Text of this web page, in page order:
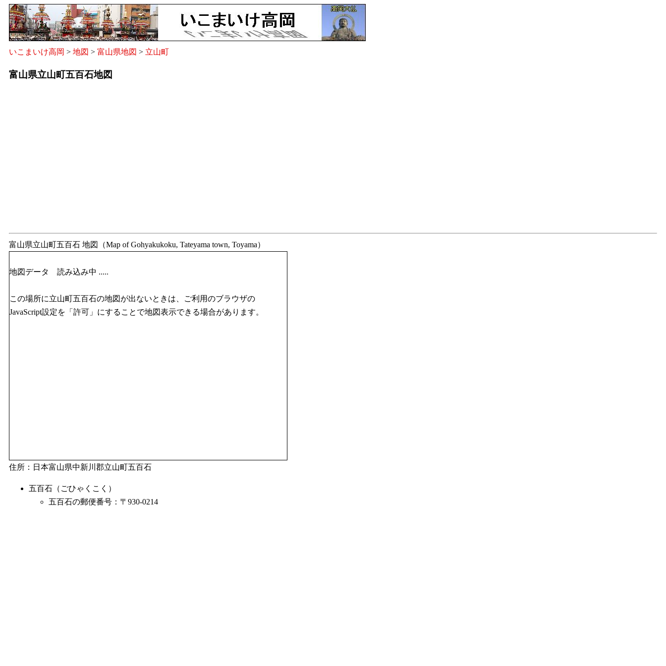
いこまいけ高岡 > 地図 > 富山県地図 > 立山町
富山県立山町五百石地図
富山県立山町五百石 地図（Map of Gohyakukoku, Tateyama town, Toyama）
地図データ 読み込み中 .....
この場所に立山町五百石の地図が出ないときは、ご利用のブラウザの
JavaScript設定を「許可」にすることで地図表示できる場合があります。
住所：日本富山県中新川郡立山町五百石
五百石（ごひゃくこく）
五百石の郵便番号：〒930-0214